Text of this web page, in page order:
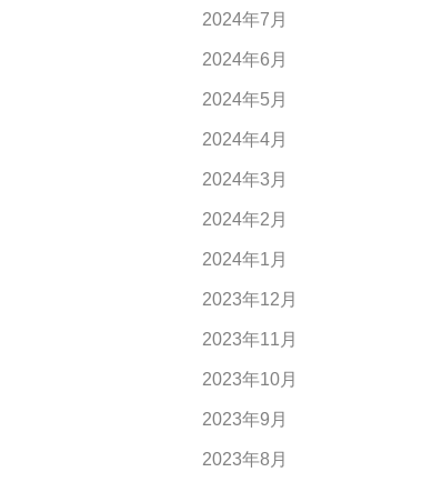
2024年7月
2024年6月
2024年5月
2024年4月
2024年3月
2024年2月
2024年1月
2023年12月
2023年11月
2023年10月
2023年9月
2023年8月